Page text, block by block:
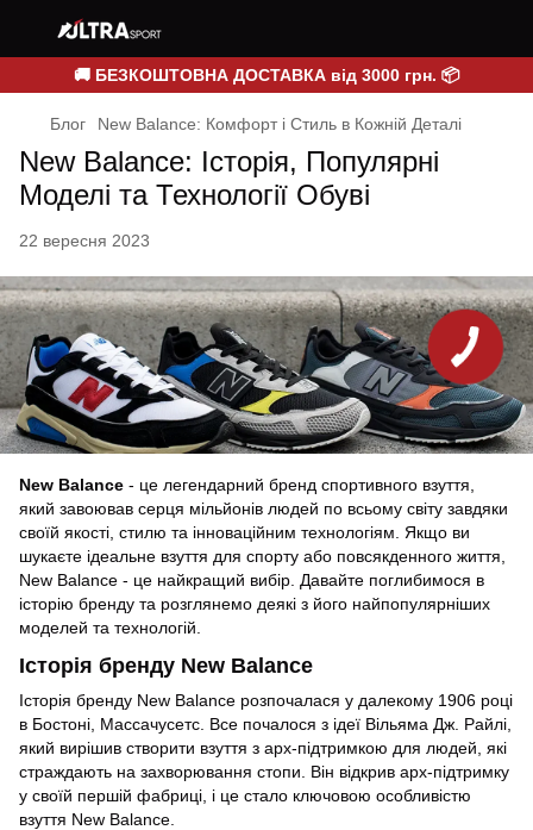
🚚 БЕЗКОШТОВНА ДОСТАВКА від 3000 грн. 📦
Блог New Balance: Комфорт і Стиль в Кожній Деталі
New Balance: Історія, Популярні
Моделі та Технології Обуві
22 вересня 2023
New Balance - це легендарний бренд спортивного взуття,
який завоював серця мільйонів людей по всьому світу завдяки
своїй якості, стилю та інноваційним технологіям. Якщо ви
шукаєте ідеальне взуття для спорту або повсякденного життя,
New Balance - це найкращий вибір. Давайте поглибимося в
історію бренду та розглянемо деякі з його найпопулярніших
моделей та технологій.
Історія бренду New Balance
Історія бренду New Balance розпочалася у далекому 1906 році
в Бостоні, Массачусетс. Все почалося з ідеї Вільяма Дж. Райлі,
який вирішив створити взуття з арх-підтримкою для людей, які
страждають на захворювання стопи. Він відкрив арх-підтримку
у своїй першій фабриці, і це стало ключовою особливістю
взуття New Balance.